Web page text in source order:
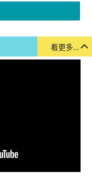
看更多...